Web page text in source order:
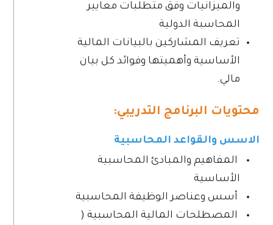
والميزانيات وفق متطلبات معايير
المحاسبة الدولية
تعريف المشاركين بالبيانات المالية
الأساسية وأهميتها وفوائد كل بيان
مالي.
محتويات البرنامج التدريبي:
الاسس والقواعد المحاسبية
المفاهيم والمبادئ المحاسبية
الأساسية
أسس وعناصر الوظيفة المحاسبية
المصطلحات المالية المحاسبية (